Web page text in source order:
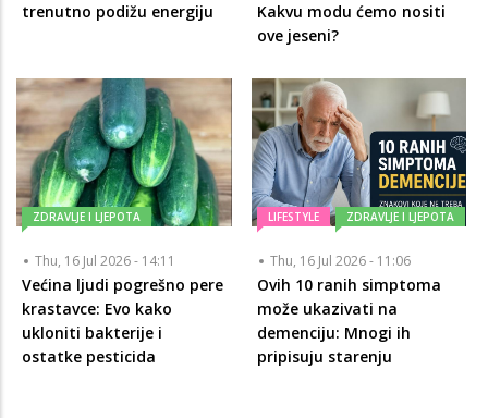
trenutno podižu energiju
Kakvu modu ćemo nositi
ove jeseni?
ZDRAVLJE I LJEPOTA
Thu, 16 Jul 2026 - 14:11
Većina ljudi pogrešno pere
krastavce: Evo kako
ukloniti bakterije i
ostatke pesticida
LIFESTYLE ZDRAVLJE I LJEPOTA
Thu, 16 Jul 2026 - 11:06
Ovih 10 ranih simptoma
može ukazivati na
demenciju: Mnogi ih
pripisuju starenju